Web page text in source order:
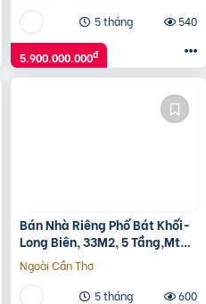
5 tháng
540
5.900.000.000đ
Bán Nhà Riêng Phố Bát Khối-
Long Biên, 33M2, 5 Tầng,Mt
4M, 5.2 Tỷ.
Ngoài Cần Thơ
5 tháng
600